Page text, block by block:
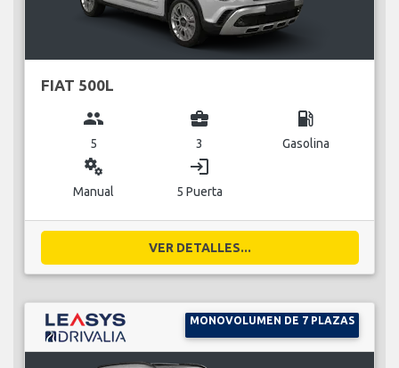
FIAT 500L
group
5
business_center
3
local_gas_station
Gasolina
miscellaneous_services
Manual
login
5 Puerta
VER DETALLES...
MONOVOLUMEN DE 7 PLAZAS